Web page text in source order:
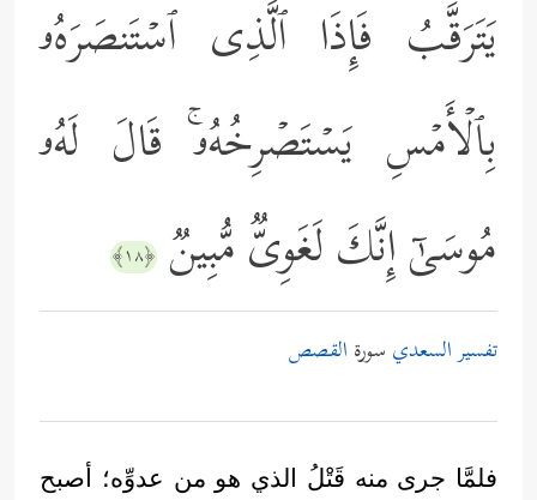
یَتَرَقَّبُ فَإِذَا ٱلَّذِی ٱسۡتَنصَرَهُۥ
بِٱلۡأَمۡسِ یَسۡتَصۡرِخُهُۥۚ قَالَ لَهُۥ
مُوسَىٰۤ إِنَّكَ لَغَوِیࣱّ مُّبِینࣱ ﴿١٨﴾
تفسير السعدي سورة القصص
فلمَّا جرى منه قَتْلُ الذي هو من عدوِّه؛ أصبح